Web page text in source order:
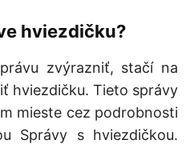
hviezdičku?
zvýrazniť, stačí na
hviezdičku. Tieto správy
mieste cez podrobnosti
Správy s hviezdičkou.